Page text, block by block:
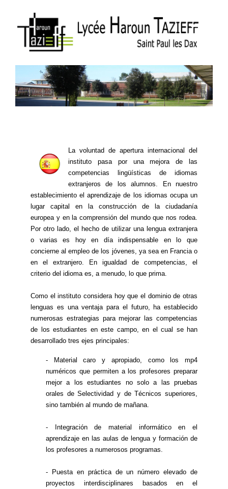
La voluntad de apertura internacional del
instituto pasa por una mejora de las
competencias lingüísticas de idiomas
extranjeros de los alumnos. En nuestro
establecimiento el aprendizaje de los idiomas ocupa un
lugar capital en la construcción de la ciudadanía
europea y en la comprensión del mundo que nos rodea.
Por otro lado, el hecho de utilizar una lengua extranjera
o varias es hoy en día indispensable en lo que
concierne al empleo de los jóvenes, ya sea en Francia o
en el extranjero. En igualdad de competencias, el
criterio del idioma es, a menudo, lo que prima.
Como el instituto considera hoy que el dominio de otras
lenguas es una ventaja para el futuro, ha establecido
numerosas estrategias para mejorar las competencias
de los estudiantes en este campo, en el cual se han
desarrollado tres ejes principales:
- Material caro y apropiado, como los mp4
numéricos que permiten a los profesores preparar
mejor a los estudiantes no solo a las pruebas
orales de Selectividad y de Técnicos superiores,
sino también al mundo de mañana.
- Integración de material informático en el
aprendizaje en las aulas de lengua y formación de
los profesores a numerosos programas.
- Puesta en práctica de un número elevado de
proyectos interdisciplinares basados en el